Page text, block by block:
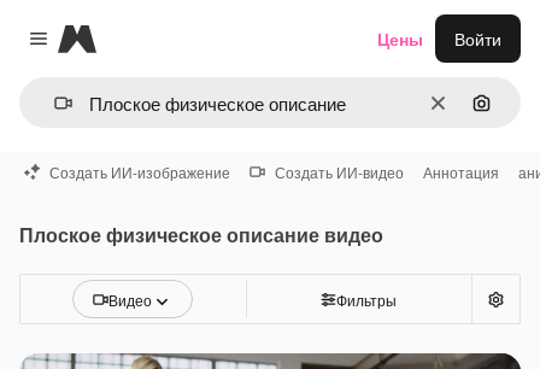
Close menu
Magnific
ОчиститьПоиск
Цены Войти
Создать ИИ-изображение Создать ИИ-видео Аннотация
Плоское физическое описание видео
Видео Фильтры